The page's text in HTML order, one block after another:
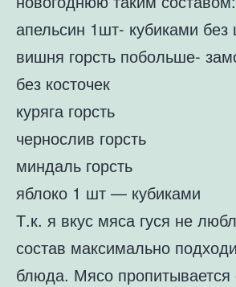
апельсин 1шт- кубиками без
вишня горсть побольше-
без косточек
куряга горсть
чернослив горсть
миндаль горсть
яблоко 1 шт — кубиками
Т.к. я вкус мяса гуся не
состав максимально
блюда. Мясо пропитывается